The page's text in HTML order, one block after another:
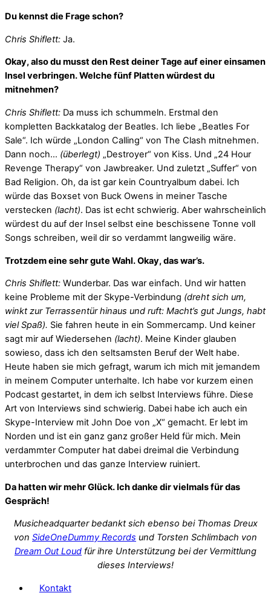
Du kennst die Frage schon?
Chris Shiflett: Ja.
Okay, also du musst den Rest deiner Tage auf einer einsamen
Insel verbringen. Welche fünf Platten würdest du
mitnehmen?
Chris Shiflett: Da muss ich schummeln. Erstmal den
kompletten Backkatalog der Beatles. Ich liebe „Beatles For
Sale“. Ich würde „London Calling“ von The Clash mitnehmen.
Dann noch… (überlegt) „Destroyer“ von Kiss. Und „24 Hour
Revenge Therapy“ von Jawbreaker. Und zuletzt „Suffer“ von
Bad Religion. Oh, da ist gar kein Countryalbum dabei. Ich
würde das Boxset von Buck Owens in meiner Tasche
verstecken (lacht). Das ist echt schwierig. Aber wahrscheinlich
würdest du auf der Insel selbst eine beschissene Tonne voll
Songs schreiben, weil dir so verdammt langweilig wäre.
Trotzdem eine sehr gute Wahl. Okay, das war’s.
Chris Shiflett: Wunderbar. Das war einfach. Und wir hatten
keine Probleme mit der Skype-Verbindung (dreht sich um,
winkt zur Terrassentür hinaus und ruft: Macht’s gut Jungs, habt
viel Spaß). Sie fahren heute in ein Sommercamp. Und keiner
sagt mir auf Wiedersehen (lacht). Meine Kinder glauben
sowieso, dass ich den seltsamsten Beruf der Welt habe.
Heute haben sie mich gefragt, warum ich mich mit jemandem
in meinem Computer unterhalte. Ich habe vor kurzem einen
Podcast gestartet, in dem ich selbst Interviews führe. Diese
Art von Interviews sind schwierig. Dabei habe ich auch ein
Skype-Interview mit John Doe von „X“ gemacht. Er lebt im
Norden und ist ein ganz ganz großer Held für mich. Mein
verdammter Computer hat dabei dreimal die Verbindung
unterbrochen und das ganze Interview ruiniert.
Da hatten wir mehr Glück. Ich danke dir vielmals für das
Gespräch!
Musicheadquarter bedankt sich ebenso bei Thomas Dreux
von SideOneDummy Records und Torsten Schlimbach von
Dream Out Loud für ihre Unterstützung bei der Vermittlung
dieses Interviews!
Kontakt